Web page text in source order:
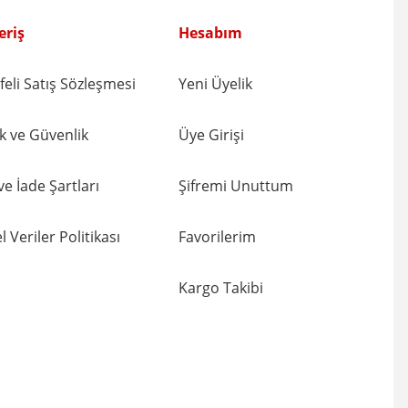
Satış Sözleşmesi
ve Güvenlik
İade Şartları
Veriler Politikası
Hesabım
Yeni Üyelik
Üye Girişi
Şifremi Unuttum
Favorilerim
Kargo Takibi